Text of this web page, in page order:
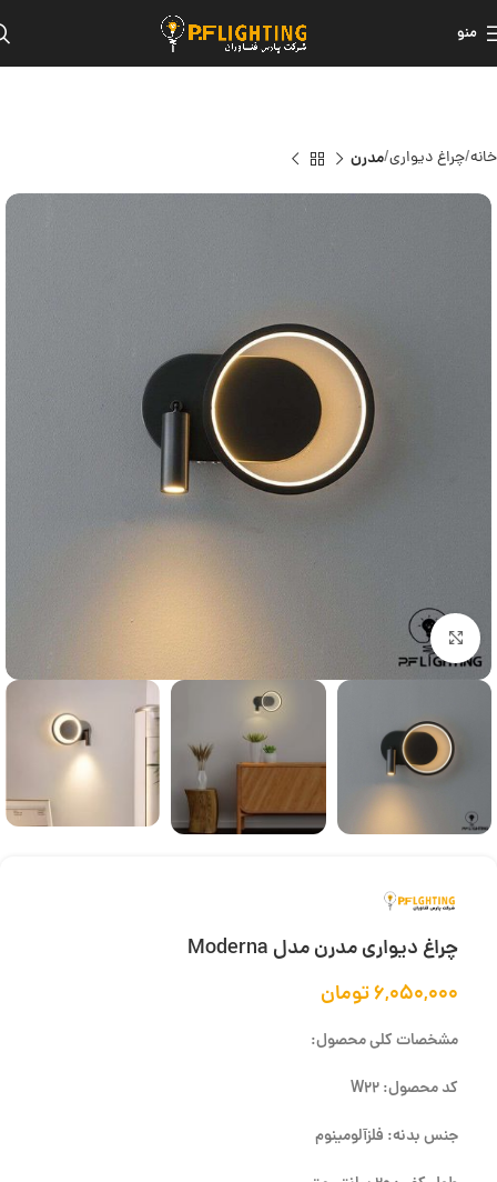
منو
خانه چراغ دیواری مدرن
بزرگنمایی تصویر
چراغ دیواری مدرن مدل Moderna
۶,۰۵۰,۰۰۰تومان
مشخصات کلی محصول:
کد محصول: W22
جنس بدنه: فلزآلومینوم